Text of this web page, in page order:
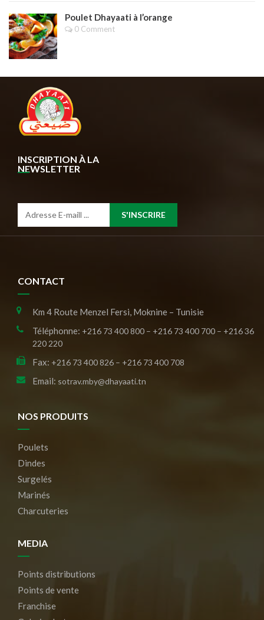
Poulet Dhayaati à l’orange
0 Comment
INSCRIPTION À LA
NEWSLETTER
S'INSCRIRE
CONTACT
Km 4 Route Menzel Fersi, Moknine – Tunisie
Téléphonne: +216 73 400 800 – +216 73 400 700 – +216 36
220 220
Fax: +216 73 400 826 – +216 73 400 708
Email: sotrav.mby@dhayaati.tn
NOS PRODUITS
Poulets
Dindes
Surgelés
Marinés
Charcuteries
MEDIA
Points distributions
Points de vente
Franchise